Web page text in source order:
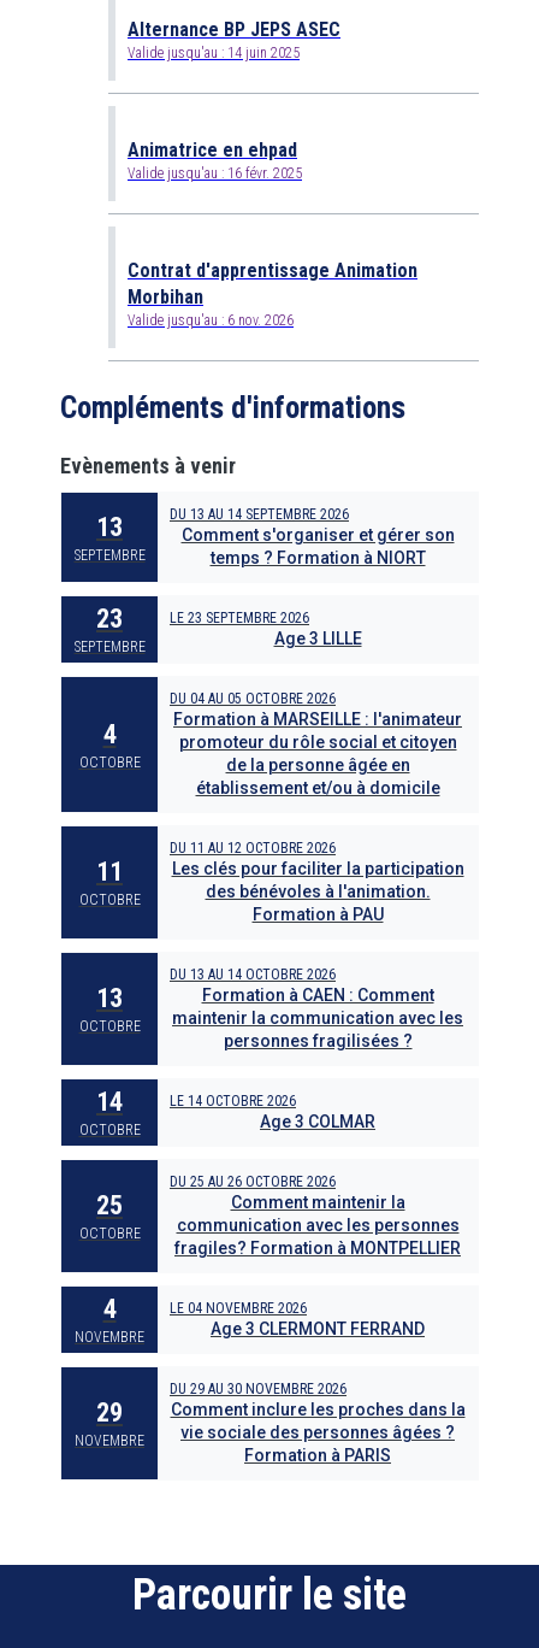
Alternance BP JEPS ASEC
Valide jusqu'au : 14 juin 2025
Animatrice en ehpad
Valide jusqu'au : 16 févr. 2025
Contrat d'apprentissage Animation
Morbihan
Valide jusqu'au : 6 nov. 2026
Compléments d'informations
Evènements à venir
13
SEPTEMBRE
DU 13 AU 14 SEPTEMBRE 2026
Comment s'organiser et gérer son
temps ? Formation à NIORT
23
SEPTEMBRE
LE 23 SEPTEMBRE 2026
Age 3 LILLE
4
OCTOBRE
DU 04 AU 05 OCTOBRE 2026
Formation à MARSEILLE : l'animateur
promoteur du rôle social et citoyen
de la personne âgée en
établissement et/ou à domicile
11
OCTOBRE
DU 11 AU 12 OCTOBRE 2026
Les clés pour faciliter la participation
des bénévoles à l'animation.
Formation à PAU
13
OCTOBRE
DU 13 AU 14 OCTOBRE 2026
Formation à CAEN : Comment
maintenir la communication avec les
personnes fragilisées ?
14
OCTOBRE
LE 14 OCTOBRE 2026
Age 3 COLMAR
25
OCTOBRE
DU 25 AU 26 OCTOBRE 2026
Comment maintenir la
communication avec les personnes
fragiles? Formation à MONTPELLIER
4
NOVEMBRE
LE 04 NOVEMBRE 2026
Age 3 CLERMONT FERRAND
29
NOVEMBRE
DU 29 AU 30 NOVEMBRE 2026
Comment inclure les proches dans la
vie sociale des personnes âgées ?
Formation à PARIS
Parcourir le site